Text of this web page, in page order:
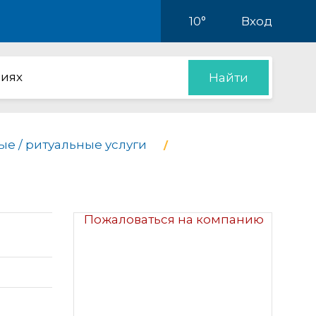
10° Вход
Найти
/ ритуальные услуги
Пожаловаться на компанию